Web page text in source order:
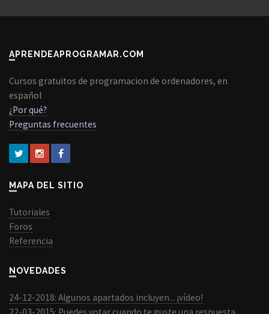
APRENDEAPROGRAMAR.COM
Cursos gratuitos de programacion de ordenadores, en
español
¿Por qué?
Preguntas frecuentes
MAPA DEL SITIO
Tutoriales
Foros
Referencia
NOVEDADES
24-12-2018: Algunos apartados incluyen... ¡vídeo!